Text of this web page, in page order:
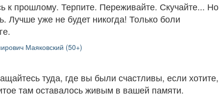
к прошлому. Терпите. Переживайте. Скучайте... Но
Лучше уже не будет никогда! Только боли
Маяковский (50+)
туда, где вы были счастливы, если хотите,
там оставалось живым в вашей памяти.